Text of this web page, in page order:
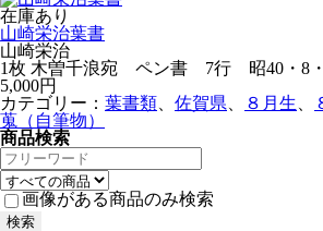
在庫あり
山崎栄治葉書
山崎栄治
1枚 木曽千浪宛 ペン書 7行 昭40・8・
5,000円
カテゴリー： 葉書類 佐賀県 ８月生
蒐（自筆物）
商品検索
画像がある商品のみ検索